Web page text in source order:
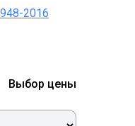
2016
Выбор цены